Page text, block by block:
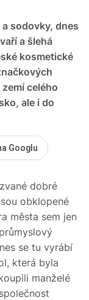
sodovky, dnes
a šlehá
kosmetické
celého
ale i do
Googlu
dobré
obklopené
města sem jen
se tu vyrábí
která byla
manželé